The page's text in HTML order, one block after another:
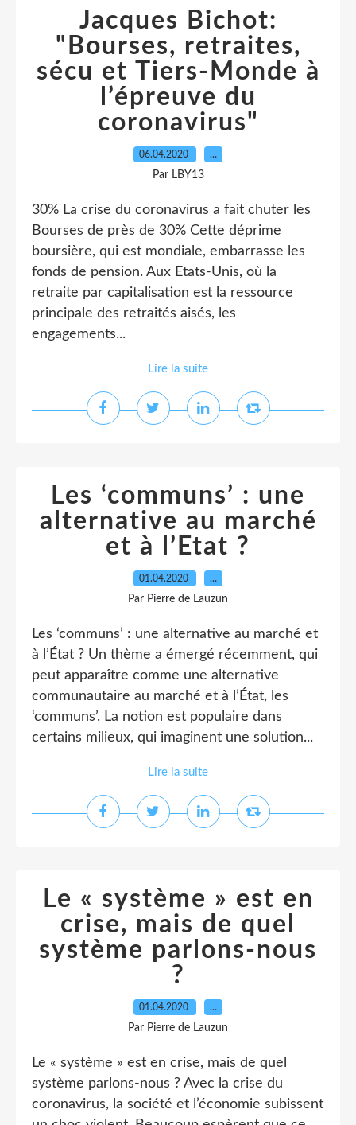
Jacques Bichot:
"Bourses, retraites,
sécu et Tiers-Monde à
l’épreuve du
coronavirus"
06.04.2020 …
Par LBY13
30% La crise du coronavirus a fait chuter les
Bourses de près de 30% Cette déprime
boursière, qui est mondiale, embarrasse les
fonds de pension. Aux Etats-Unis, où la
retraite par capitalisation est la ressource
principale des retraités aisés, les
engagements...
Lire la suite
Les ‘communs’ : une
alternative au marché
et à l’Etat ?
01.04.2020 …
Par Pierre de Lauzun
Les ‘communs’ : une alternative au marché et
à l’État ? Un thème a émergé récemment, qui
peut apparaître comme une alternative
communautaire au marché et à l’État, les
‘communs’. La notion est populaire dans
certains milieux, qui imaginent une solution...
Lire la suite
Le « système » est en
crise, mais de quel
système parlons-nous
?
01.04.2020 …
Par Pierre de Lauzun
Le « système » est en crise, mais de quel
système parlons-nous ? Avec la crise du
coronavirus, la société et l’économie subissent